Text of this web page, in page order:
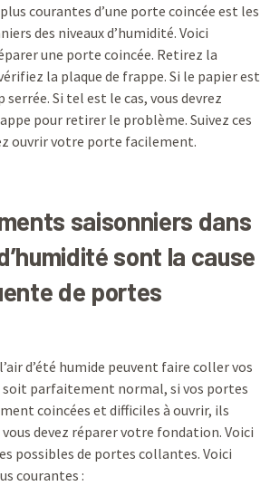
courantes d’une porte coincée est les
des niveaux d’humidité. Voici
une porte coincée. Retirez la
la plaque de frappe. Si le papier est
Si tel est le cas, vous devrez
pour retirer le problème. Suivez ces
ouvrir votre porte facilement.
saisonniers dans
sont la cause
de portes
d’été humide peuvent faire coller vos
soit parfaitement normal, si vos portes
coincées et difficiles à ouvrir, ils
devez réparer votre fondation. Voici
possibles de portes collantes. Voici
courantes :